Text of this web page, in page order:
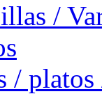
/
/